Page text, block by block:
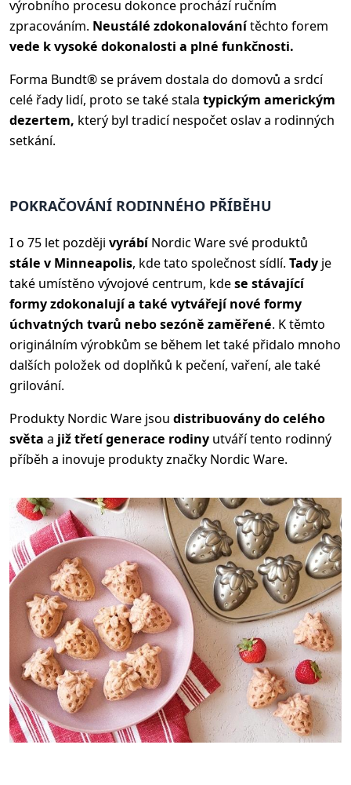
výrobního procesu dokonce prochází ručním
zpracováním. Neustálé zdokonalovánítěchto forem
vede k vysoké dokonalosti a plné funkčnosti.
Forma Bundt® se právem dostala do domovů a srdcí
celé řady lidí, proto se také stala typickým americkým
dezertem, který byl tradicí nespočet oslav a rodinných
setkání.
POKRAČOVÁNÍ RODINNÉHO PŘÍBĚHU
I o 75 let později vyrábíNordic Ware své produktů
stále v Minneapolis, kde tato společnost sídlí. Tady je
také umístěno vývojové centrum, kdese stávající
formy zdokonalují a také vytvářejí nové formy
úchvatných tvarů nebo sezóně zaměřené. K těmto
originálním výrobkům se během let také přidalo mnoho
dalších položek od doplňků k pečení, vaření, ale také
grilování.
Produkty Nordic Ware jsou distribuovány do celého
světa a již třetí generace rodiny utváří tento rodinný
příběh a inovuje produkty značky Nordic Ware.